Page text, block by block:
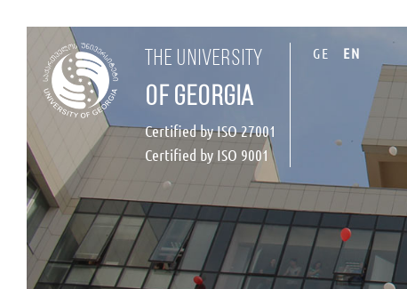
the university
of georgia
Certified by ISO 27001
Certified by ISO 9001
GE EN